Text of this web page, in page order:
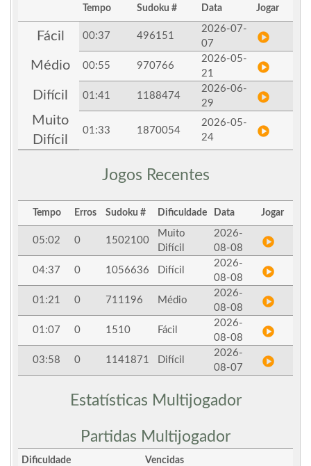
Tempo Sudoku # Data Jogar
Fácil 00:37 496151
2026-07-
07
Médio 00:55 970766
2026-05-
21
Difícil 01:41 1188474
2026-06-
29
Muito
Difícil
01:33 1870054
2026-05-
24
Jogos Recentes
Tempo Erros Sudoku # Dificuldade Data Jogar
05:02 0 1502100
Muito
Difícil
2026-
08-08
04:37 0 1056636 Difícil
2026-
08-08
01:21 0 711196 Médio
2026-
08-08
01:07 0 1510 Fácil
2026-
08-08
03:58 0 1141871 Difícil
2026-
08-07
Estatísticas Multijogador
Partidas Multijogador
Dificuldade Vencidas